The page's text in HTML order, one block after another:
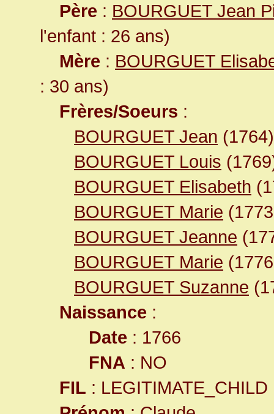
Père : BOURGUET Jean
l'enfant : 26 ans)
Mère : BOURGUET
: 30 ans)
Frères/Soeurs :
BOURGUET Jean (1764)
BOURGUET Louis
BOURGUET Elisabeth
BOURGUET Marie
BOURGUET Jeanne
BOURGUET Marie
BOURGUET Suzanne
Naissance :
Date : 1766
FNA : NO
FIL : LEGITIMATE_CHILD